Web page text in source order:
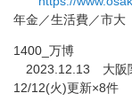
年金／生活費／市大
1400_万博
12/12(火)更新×8件